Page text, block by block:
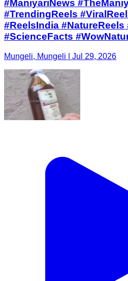
#ManiyariNews
#TrendingReels
#ReelsIndia #NatureReels
#ScienceFacts
Mungeli, Mungeli | Jul 29, 2026